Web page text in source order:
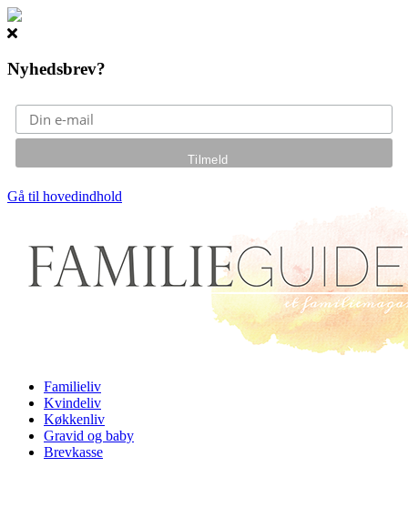
Nyhedsbrev?
Gå til hovedindhold
Familieliv
Kvindeliv
Køkkenliv
Gravid og baby
Brevkasse